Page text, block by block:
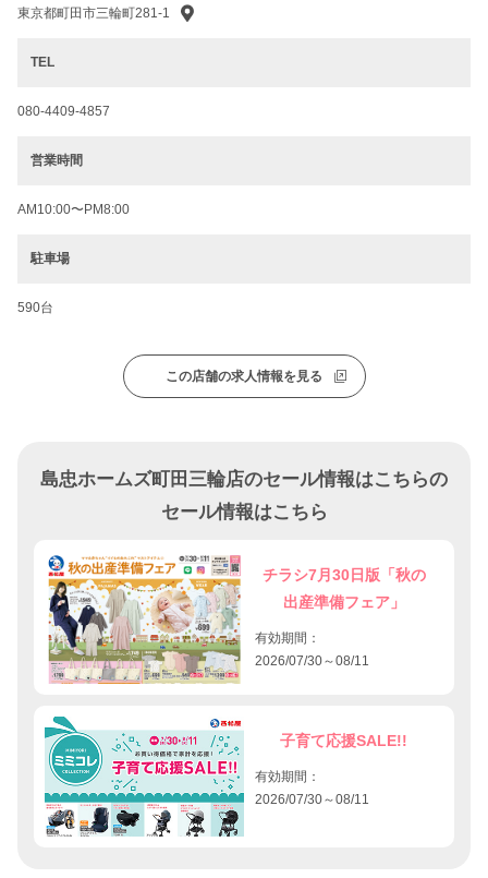
東京都町田市三輪町281-1
TEL
080-4409-4857
営業時間
AM10:00〜PM8:00
駐車場
590台
この店舗の求人情報を見る
島忠ホームズ町田三輪店のセール情報はこちらの
セール情報はこちら
チラシ7月30日版「秋の
出産準備フェア」
有効期間：
2026/07/30～08/11
子育て応援SALE!!
有効期間：
2026/07/30～08/11